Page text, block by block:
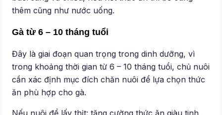
thêm cũng như nước uống.
Gà từ 6 – 10 tháng tuổi
Đây là giai đoạn quan trọng trong dinh dưỡng, vì
trong khoảng thời gian từ 6 – 10 tháng tuổi, chủ nuôi
cần xác định mục đích chăn nuôi để lựa chọn thức
ăn phù hợp cho gà.
Nếu nuôi để lấy thịt: tăng cường thức ăn giàu tinh